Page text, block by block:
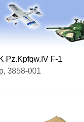
Pz.Kpfqw.IV F-1
3858-001